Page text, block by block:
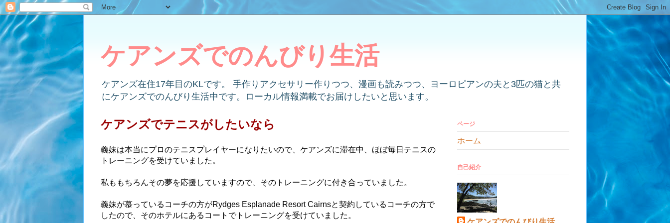
ケアンズでのんびり生活
ケアンズ在住17年目のKLです。 手作りアクセサリー作りつつ、漫画も読みつつ、ヨーロピアンの夫と3匹の猫と共
にケアンズでのんびり生活中です。ローカル情報満載でお届けしたいと思います。
ケアンズでテニスがしたいなら
義妹は本当にプロのテニスプレイヤーになりたいので、ケアンズに滞在中、ほぼ毎日テニスの
トレーニングを受けていました。
私ももちろんその夢を応援していますので、そのトレーニングに付き合っていました。
義妹が慕っているコーチの方がRydges Esplanade Resort Cairnsと契約しているコーチの方で
したので、そのホテルにあるコートでトレーニングを受けていました。
ページ
ホーム
自己紹介